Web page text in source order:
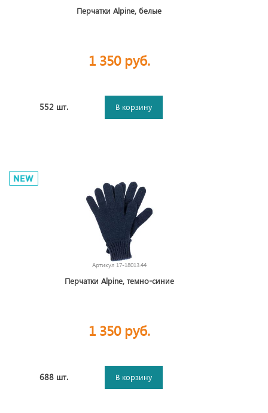
Перчатки Alpine, белые
1 350 руб.
552 шт. В корзину
Артикул 17-18013.44
Перчатки Alpine, темно-синие
1 350 руб.
688 шт. В корзину